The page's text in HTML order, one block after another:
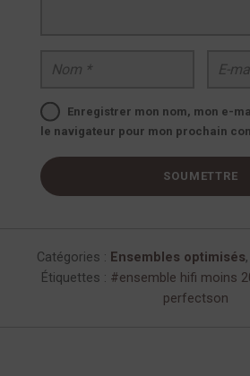
Enregistrer mon nom, mon e-
le navigateur pour mon prochain
Catégories : Ensembles optimisés,
Étiquettes :
ensemble hifi moins
perfectson